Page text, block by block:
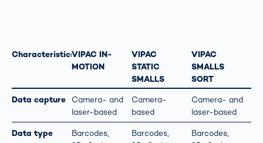
CharacteristicsVIPAC IN-
MOTION
VIPAC
STATIC
SMALLS
VIPAC
SMALLS
SORT
Data capture
Camera- and
laser-based
Camera-
based
Camera- and
laser-based
Data type
Barcodes,
Barcodes,
Barcodes,